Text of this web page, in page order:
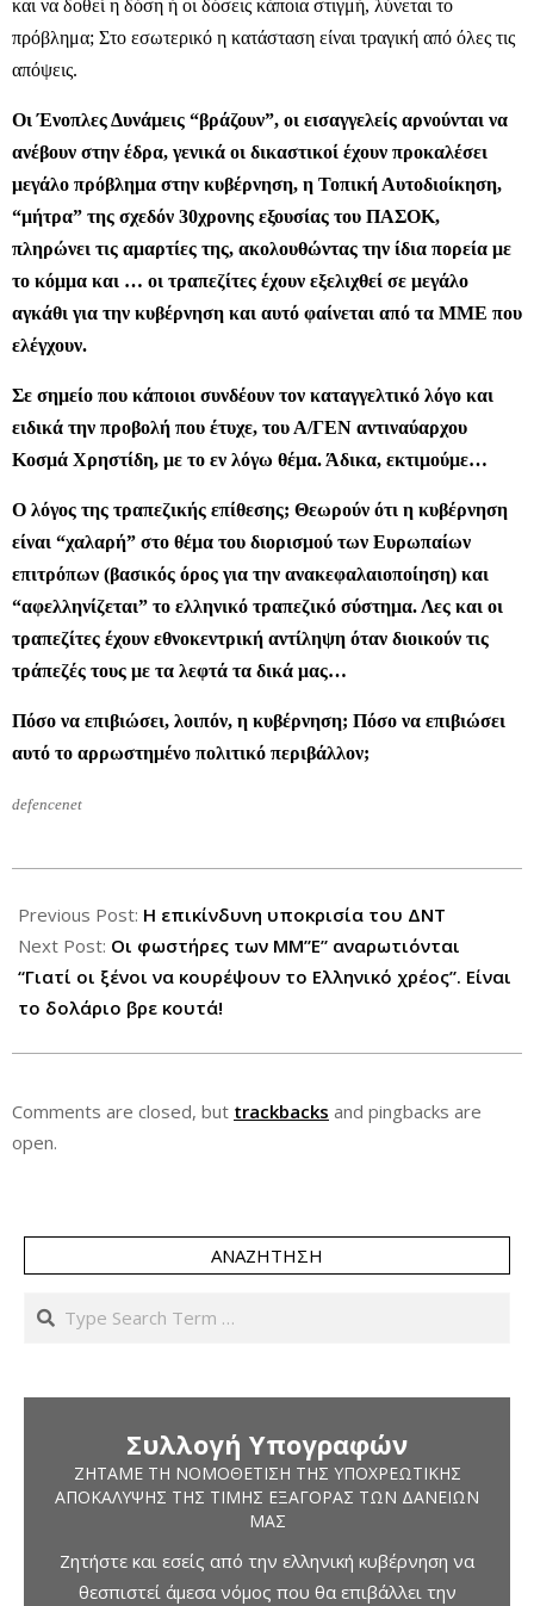
και να δοθεί η δόση ή οι δόσεις κάποια στιγμή, λύνεται το
πρόβλημα; Στο εσωτερικό η κατάσταση είναι τραγική από όλες τις
απόψεις.
Οι Ένοπλες Δυνάμεις “βράζουν”, οι εισαγγελείς αρνούνται να
ανέβουν στην έδρα, γενικά οι δικαστικοί έχουν προκαλέσει
μεγάλο πρόβλημα στην κυβέρνηση, η Τοπική Αυτοδιοίκηση,
“μήτρα” της σχεδόν 30χρονης εξουσίας του ΠΑΣΟΚ,
πληρώνει τις αμαρτίες της, ακολουθώντας την ίδια πορεία με
το κόμμα και … οι τραπεζίτες έχουν εξελιχθεί σε μεγάλο
αγκάθι για την κυβέρνηση και αυτό φαίνεται από τα ΜΜΕ που
ελέγχουν.
Σε σημείο που κάποιοι συνδέουν τον καταγγελτικό λόγο και
ειδικά την προβολή που έτυχε, του Α/ΓΕΝ αντιναύαρχου
Κοσμά Χρηστίδη, με το εν λόγω θέμα. Άδικα, εκτιμούμε…
Ο λόγος της τραπεζικής επίθεσης; Θεωρούν ότι η κυβέρνηση
είναι “χαλαρή” στο θέμα του διορισμού των Ευρωπαίων
επιτρόπων (βασικός όρος για την ανακεφαλαιοποίηση) και
“αφελληνίζεται” το ελληνικό τραπεζικό σύστημα. Λες και οι
τραπεζίτες έχουν εθνοκεντρική αντίληψη όταν διοικούν τις
τράπεζές τους με τα λεφτά τα δικά μας…
Πόσο να επιβιώσει, λοιπόν, η κυβέρνηση; Πόσο να επιβιώσει
αυτό το αρρωστημένο πολιτικό περιβάλλον;
defencenet
11-
26
Previous Post: Η επικίνδυνη υποκρισία του ΔΝΤ
Next Post: Οι φωστήρες των ΜΜ”Ε” αναρωτιόνται
“Γιατί οι ξένοι να κουρέψουν το Ελληνικό χρέος”. Είναι
το δολάριο βρε κουτά!
Comments are closed, but trackbacks and pingbacks are
open.
ΑΝΑΖΉΤΗΣΗ
Search
Συλλογή Υπογραφών
ΖΗΤΆΜΕ ΤΗ ΝΟΜΟΘΈΤΙΣΗ ΤΗΣ ΥΠΟΧΡΕΩΤΙΚΉΣ
ΑΠΟΚΆΛΥΨΗΣ ΤΗΣ ΤΙΜΉΣ ΕΞΑΓΟΡΆΣ ΤΩΝ ΔΑΝΕΊΩΝ
ΜΑΣ
Ζητήστε και εσείς από την ελληνική κυβέρνηση να
θεσπιστεί άμεσα νόμος που θα επιβάλλει την